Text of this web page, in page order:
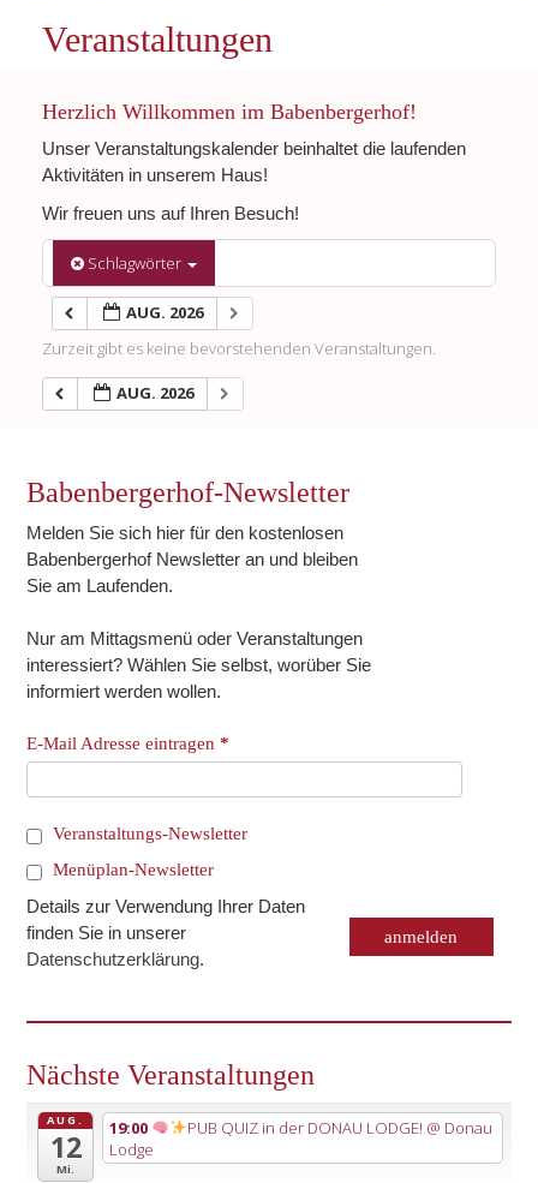
Veranstaltungen
Herzlich Willkommen im Babenbergerhof!
Unser Veranstaltungskalender beinhaltet die laufenden
Aktivitäten in unserem Haus!
Wir freuen uns auf Ihren Besuch!
Schlagwörter
AUG. 2026
Zurzeit gibt es keine bevorstehenden Veranstaltungen.
AUG. 2026
Babenbergerhof-Newsletter
Melden Sie sich hier für den kostenlosen
Babenbergerhof Newsletter an und bleiben
Sie am Laufenden.
Nur am Mittagsmenü oder Veranstaltungen
interessiert? Wählen Sie selbst, worüber Sie
informiert werden wollen.
E-Mail Adresse eintragen*
Veranstaltungs-Newsletter
Menüplan-Newsletter
Details zur Verwendung Ihrer Daten
finden Sie in unserer
Datenschutzerklärung.
Nächste Veranstaltungen
AUG.
12
Mi.
19:00 PUB QUIZ in der DONAU LODGE! @ Donau
Lodge